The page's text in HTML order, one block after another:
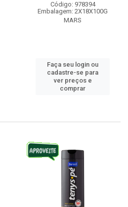
Código: 978394
Embalagem: 2X18X100G
MARS
Faça seu login ou
cadastre-se para
ver preços e
comprar